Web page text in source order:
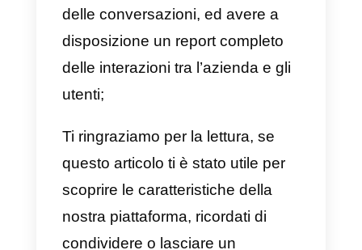
Se la tua struttura alberghiera
vuole utilizzare WhatsApp per il
team di vendita o supporto al
cliente tramite WhatsApp,
ti permetterà di organizzare al
meglio questo potente canale di
comunicazione.